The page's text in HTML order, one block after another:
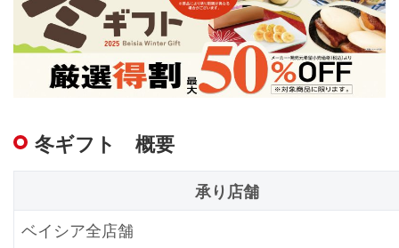
冬ギフト 概要
承り店舗
ベイシア全店舗